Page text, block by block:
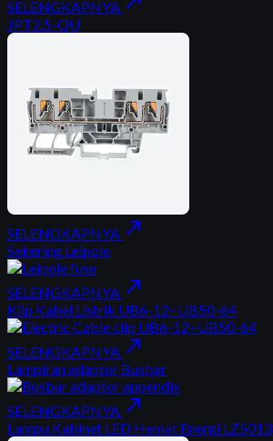
SELENGKAPNYA
JPT2.5-QU
SELENGKAPNYA north_east
Sekering Leipole
SELENGKAPNYA north_east
Klip Kabel Listrik UB6-12~UB50-64
SELENGKAPNYA north_east
Lampiran adaptor Busbar
SELENGKAPNYA north_east
Lampu Kabinet LED Hemat Energi LZ5013